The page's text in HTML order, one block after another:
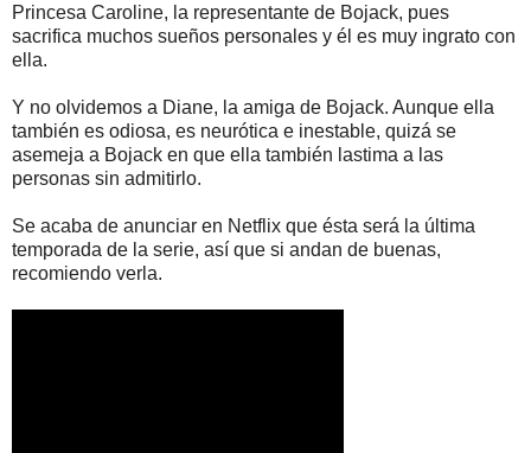
Princesa Caroline, la representante de Bojack, pues
sacrifica muchos sueños personales y él es muy ingrato con
ella.
Y no olvidemos a Diane, la amiga de Bojack. Aunque ella
también es odiosa, es neurótica e inestable, quizá se
asemeja a Bojack en que ella también lastima a las
personas sin admitirlo.
Se acaba de anunciar en Netflix que ésta será la última
temporada de la serie, así que si andan de buenas,
recomiendo verla.